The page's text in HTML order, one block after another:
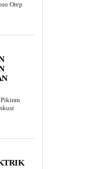
Orep